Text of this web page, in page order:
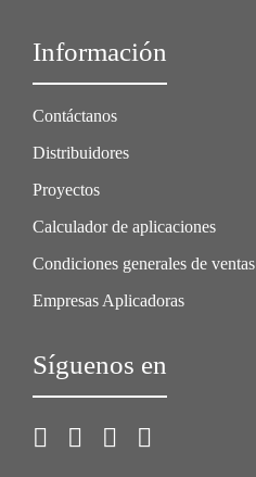
Información
Contáctanos
Distribuidores
Proyectos
Calculador de aplicaciones
Condiciones generales de ventas
Empresas Aplicadoras
Síguenos en